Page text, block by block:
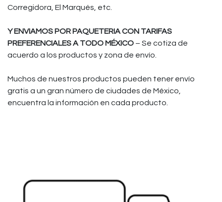
Corregidora, El Marqués, etc.
Y ENVIAMOS POR PAQUETERIA CON TARIFAS
PREFERENCIALES A TODO MÉXICO – Se cotiza de
acuerdo a los productos y zona de envío.
Muchos de nuestros productos pueden tener envío
gratis a un gran número de ciudades de México,
encuentra la información en cada producto.